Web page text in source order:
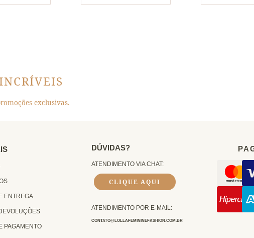
exclusivas.
ENTREGA
PAGAMENTO
DÚVIDAS?
ATENDIMENTO VIA CHAT:
CLIQUE AQUI
ATENDIMENTO POR E-MAIL:
CONTATO@LOLLAFEMININEFASHION.COM.BR